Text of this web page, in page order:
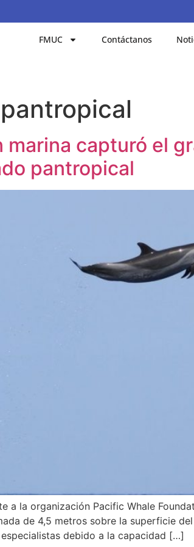
FMUC Contáctanos
marina capturó el
pantropical
a la organización Pacific Whale
de 4,5 metros sobre la superficie
debido a la capacidad […]